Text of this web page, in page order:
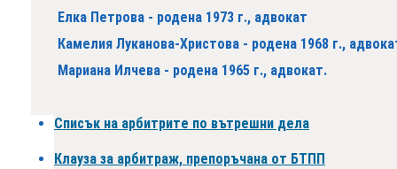
Елка Петрова - родена 1973 г., адвокат
Камелия Луканова-Христова - родена 1968 г.,
Мариана Илчева - родена 1965 г., адвокат.
Списък на арбитрите по вътрешни дела
Клауза за арбитраж, препоръчана от БТПП